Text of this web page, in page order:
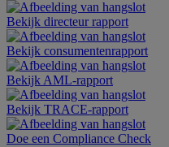
Bekijk directeur rapport
Bekijk consumentenrapport
Bekijk AML-rapport
Bekijk TRACE-rapport
Doe een Compliance Check